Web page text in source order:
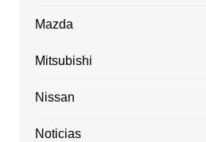
Mazda
Mitsubishi
Nissan
Noticias